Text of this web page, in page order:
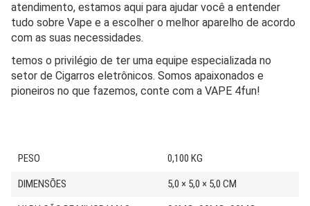
atendimento, estamos aqui para ajudar você a entender
tudo sobre Vape e a escolher o melhor aparelho de acordo
com as suas necessidades.
temos o privilégio de ter uma equipe especializada no
setor de Cigarros eletrônicos. Somos apaixonados e
pioneiros no que fazemos, conte com a VAPE 4fun!
PESO 0,100 KG
DIMENSÕES 5,0 × 5,0 × 5,0 CM